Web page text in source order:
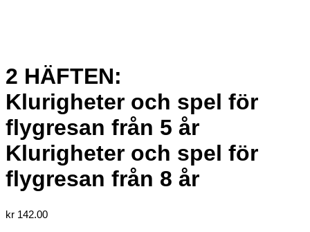
2 HÄFTEN:
Klurigheter och spel för
flygresan från 5 år
Klurigheter och spel för
flygresan från 8 år
kr 142.00